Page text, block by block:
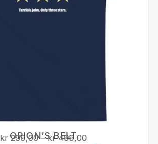
ORION’S BELT
kr 299,00 – kr499,00